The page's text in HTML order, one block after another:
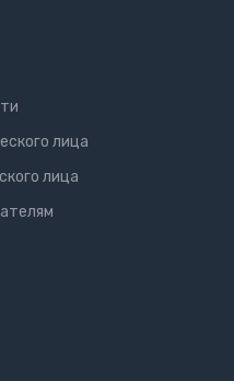
лица
лица